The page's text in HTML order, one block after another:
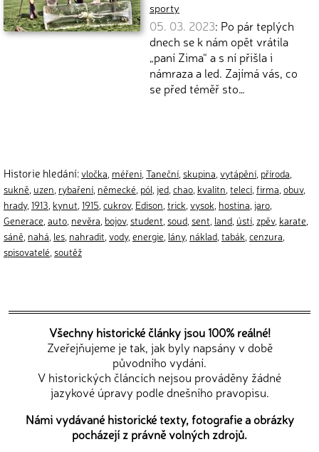
sporty
05. 03. 2023: Po pár teplých
dnech se k nám opět vrátila
„paní Zima“ a s ní přišla i
námraza a led. Zajímá vás, co
se před téměř sto…
Historie hledání:vločka méřeni Taneční skupina vytápění příroda
sukně uzen rybaření německé pól jed chao kvalitn telecí firma obuv,
hrady, 1913 kynut 1915 cukrov, Edison trick vysok hostina jaro
Generace auto nevěra bojov, student soud sent land ústí zpěv, karate
sáně nahá les nahradit vody, energie lány, náklad tabák cenzura
spisovatelé soutěž
Všechny historické články jsou 100% reálné!
Zveřejňujeme je tak, jak byly napsány v době
původního vydání.
V historických článcích nejsou prováděny žádné
jazykové úpravy podle dnešního pravopisu.
Námi vydávané historické texty, fotografie a obrázky
pocházejí z právně volných zdrojů.